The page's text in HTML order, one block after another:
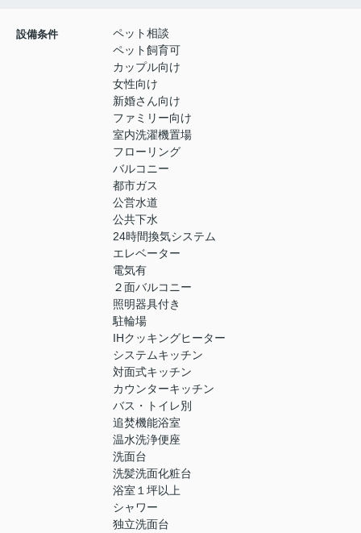
設備条件
ペット相談
ペット飼育可
カップル向け
女性向け
新婚さん向け
ファミリー向け
室内洗濯機置場
フローリング
バルコニー
都市ガス
公営水道
公共下水
24時間換気システム
エレベーター
電気有
２面バルコニー
照明器具付き
駐輪場
IHクッキングヒーター
システムキッチン
対面式キッチン
カウンターキッチン
バス・トイレ別
追焚機能浴室
温水洗浄便座
洗面台
洗髪洗面化粧台
浴室１坪以上
シャワー
独立洗面台